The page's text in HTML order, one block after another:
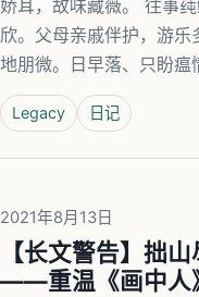
娇耳，故味藏薇。 往事
欣。父母亲戚伴护，游
地朋微。日早落、只盼瘟
Legacy 日记
2021年8月13日
【长文警告】拙
——重温《画中人